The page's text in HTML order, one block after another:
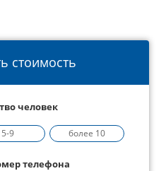
стоимость
человек
5-9 более 10
телефона